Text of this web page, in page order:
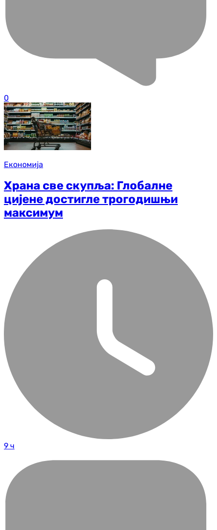
0
Економија
Храна све скупља: Глобалне
цијене достигле трогодишњи
максимум
9 ч